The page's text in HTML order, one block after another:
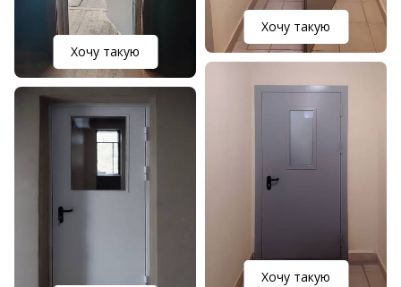
Хочу такую
Хочу такую
Хочу такую